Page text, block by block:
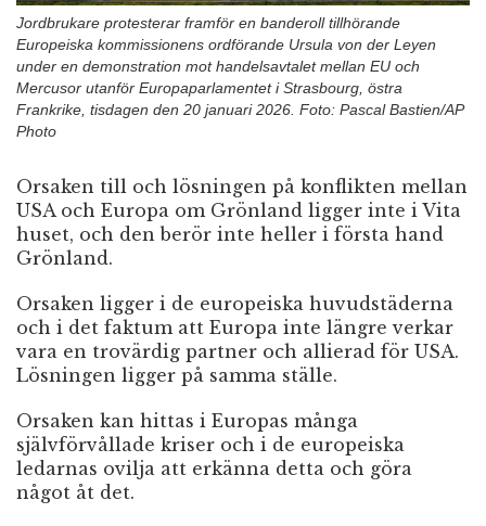
Jordbrukare protesterar framför en banderoll tillhörande
Europeiska kommissionens ordförande Ursula von der Leyen
under en demonstration mot handelsavtalet mellan EU och
Mercusor utanför Europaparlamentet i Strasbourg, östra
Frankrike, tisdagen den 20 januari 2026. Foto: Pascal Bastien/AP
Photo
Orsaken till och lösningen på konflikten mellan
USA och Europa om Grönland ligger inte i Vita
huset, och den berör inte heller i första hand
Grönland.
Orsaken ligger i de europeiska huvudstäderna
och i det faktum att Europa inte längre verkar
vara en trovärdig partner och allierad för USA.
Lösningen ligger på samma ställe.
Orsaken kan hittas i Europas många
självförvållade kriser och i de europeiska
ledarnas ovilja att erkänna detta och göra
något åt det.